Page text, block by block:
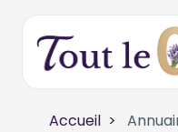
Accueil